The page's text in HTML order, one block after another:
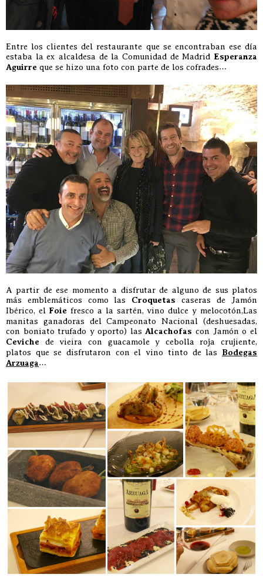
Entre los clientes del restaurante que se encontraban ese día
estaba la ex alcaldesa de la Comunidad de Madrid Esperanza
Aguirre que se hizo una foto con parte de los cofrades…
A partir de ese momento a disfrutar de alguno de sus platos
más emblemáticos como las Croquetas caseras de Jamón
Ibérico, el Foie fresco a la sartén, vino dulce y melocotón,Las
manitas ganadoras del Campeonato Nacional (deshuesadas,
con boniato trufado y oporto) las Alcachofas con Jamón o el
Ceviche de vieira con guacamole y cebolla roja crujiente,
platos que se disfrutaron con el vino tinto de las Bodegas
Arzuaga…